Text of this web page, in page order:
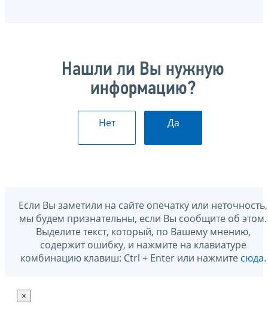
Нашли ли Вы нужную
информацию?
Нет Да
Если Вы заметили на сайте опечатку или неточность,
мы будем признательны, если Вы сообщите об этом.
Выделите текст, который, по Вашему мнению,
содержит ошибку, и нажмите на клавиатуре
комбинацию клавиш: Ctrl + Enter или нажмите сюда.
×